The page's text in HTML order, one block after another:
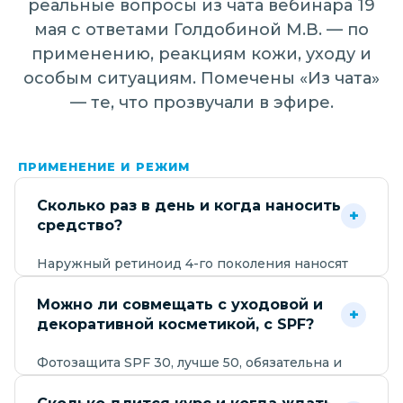
реальные вопросы из чата вебинара 19
мая с ответами Голдобиной М.В. — по
применению, реакциям кожи, уходу и
особым ситуациям. Помечены «Из чата»
— те, что прозвучали в эфире.
ПРИМЕНЕНИЕ И РЕЖИМ
Сколько раз в день и когда наносить
средство?
+
Наружный ретиноид 4-го поколения наносят
кожу — после умывания дайте коже полностью
высохнуть. Для всего лица достаточно одного
значит «лучше», избыток только повышает риск
Можно ли совмещать с уходовой и
декоративной косметикой, с SPF?
+
Фотозащита SPF 30, лучше 50, обязательна и